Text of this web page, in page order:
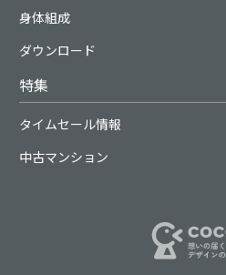
身体組成
ダウンロード
特集
タイムセール情報
中古マンション